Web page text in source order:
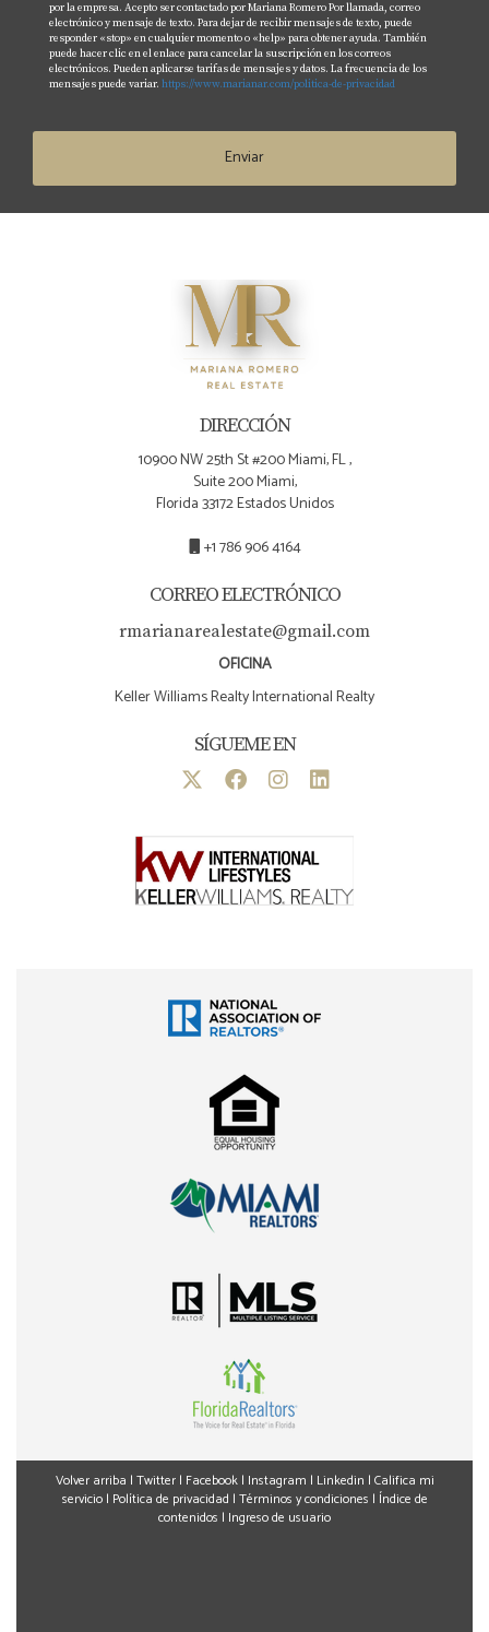
por la empresa. Acepto ser contactado por Mariana Romero Por llamada, correo
electrónico y mensaje de texto. Para dejar de recibir mensajes de texto, puede
responder «stop» en cualquier momento o «help» para obtener ayuda. También
puede hacer clic en el enlace para cancelar la suscripción en los correos
electrónicos. Pueden aplicarse tarifas de mensajes y datos. La frecuencia de los
mensajes puede variar. https://www.marianar.com/politica-de-privacidad
Enviar
DIRECCIÓN
10900 NW 25th St #200 Miami, FL ,
Suite 200 Miami,
Florida 33172 Estados Unidos
+1 786 906 4164
CORREO ELECTRÓNICO
rmarianarealestate@gmail.com
OFICINA
Keller Williams Realty International Realty
SÍGUEME EN
Volver arriba | Twitter| Facebook| Instagram | Linkedin | Califica mi
servicio| Política de privacidad | Términos y condiciones | Índice de
contenidos | Ingreso de usuario